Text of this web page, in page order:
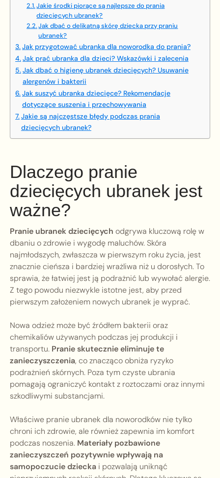
Jakie środki piorące są najlepsze do prania
dziecięcych ubranek?
Jak dbać o delikatną skórę dziecka przy praniu
ubranek?
Jak przygotować ubranka dla noworodka do prania?
Jak prać ubranka dla dzieci? Wskazówki i zalecenia
Jak dbać o higienę ubranek dziecięcych? Usuwanie
alergenów i bakterii
Jak suszyć ubranka dziecięce? Rekomendacje
dotyczące suszenia i przechowywania
Jakie są najczęstsze błędy podczas prania
dziecięcych ubranek?
Dlaczego pranie
dziecięcych ubranek jest
ważne?
Pranie ubranek dziecięcych odgrywa kluczową rolę w
dbaniu o zdrowie i wygodę maluchów. Skóra
najmłodszych, zwłaszcza w pierwszym roku życia, jest
znacznie cieńsza i bardziej wrażliwa niż u dorosłych. To
sprawia, że łatwiej jest ją podrażnić lub wywołać alergie.
Z tego powodu niezwykle istotne jest, aby przed
pierwszym założeniem nowych ubranek je wyprać.
Nowa odzież może być źródłem bakterii oraz
chemikaliów używanych podczas jej produkcji i
transportu. Pranie skutecznie eliminuje te
zanieczyszczenia, co znacząco obniża ryzyko
podrażnień skórnych. Poza tym czyste ubrania
pomagają ograniczyć kontakt z roztoczami oraz innymi
szkodliwymi substancjami.
Właściwe pranie ubranek dla noworodków nie tylko
chroni ich zdrowie, ale również zapewnia im komfort
podczas noszenia. Materiały pozbawione
zanieczyszczeń pozytywnie wpływają na
samopoczucie dziecka i pozwalają uniknąć